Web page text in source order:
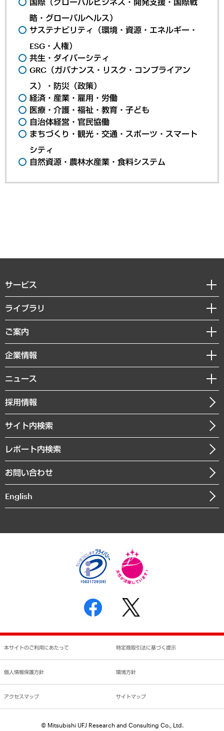
国際（グローバルビジネス・開発支援・国際戦
略・グローバルヘルス）
サステナビリティ（環境・資源・エネルギー・
ESG・人権）
共生・ダイバーシティ
GRC（ガバナンス・リスク・コンプライアン
ス）・防災（政策）
経済・産業・雇用・労働
医療・介護・福祉・教育・子ども
自治体経営・官民協働
まちづくり・観光・交通・スポーツ・スマート
シティ
自然資源・農林水産業・食料システム
サービス
経営戦略
組織・人事戦略
デジタルイノベーション
共生・ダイバーシティ
GRC（ガバナンス・リスク・コンプライアンス）・防災（政策）
経済・産業・雇用・労働
まちづくり・観光・交通・スポーツ・スマートシティ
自然資源・農林水産業・食料システム
ライブラリ
経済調査
レポート
コラム
経営用語集
受託・受注実績（官公庁関連）
メディア掲載・出演
ご案内
セミナー・イベント情報
MUFGビジネスセミナー
受託案件情報
企業情報
私たちの想い
社長メッセージ
会社概要
沿革
組織図・本部部室紹介
インドネシア現地法人
個人情報保護方針
反社会的勢力に対する基本方針
書面による個人情報の開示等の請求の手続きについて
ニュース
ニュースリリース
お知らせ
採用情報
サイト内検索
レポート内検索
お問い合わせ
English
本サイトのご利用にあたって 特定商取引法に基づく提示
個人情報保護方針 環境方針
アクセスマップ サイトマップ
© Mitsubishi UFJ Research and Consulting Co., Ltd.